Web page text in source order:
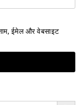
ईमेल और वेबसाइट
Search Button